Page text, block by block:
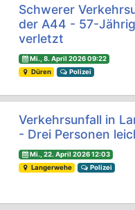
Schwerer
der A44 - 57-
verletzt
Mi., 8. April 2026 09:22
Düren
Polizei
Verkehrsunfall in
- Drei Personen
Mi., 22. April 2026 12:03
Langerwehe
Polizei